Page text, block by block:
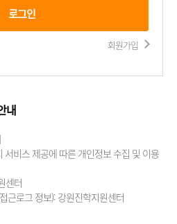
로그인
회원가입
내
서비스 제공에 따른 개인정보 수집 및 이용
센터
근로그 정보): 강원진학지원센터